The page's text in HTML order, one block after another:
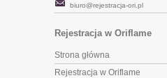
biuro@rejestracja-ori.pl
Rejestracja w Oriflame
Strona główna
Rejestracja w Oriflame